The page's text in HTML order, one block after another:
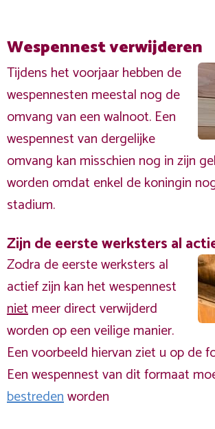
Wespennest verwijderen
Tijdens het voorjaar hebben de
wespennesten meestal nog de
omvang van een walnoot. Een
wespennest van dergelijke
omvang kan misschien nog in zijn
worden omdat enkel de koningin
stadium.
Zijn de eerste werksters al
Zodra de eerste werksters al
actief zijn kan het wespennest
nietmeer direct verwijderd
worden op een veilige manier.
Een voorbeeld hiervan ziet u op de
Een wespennest van dit formaat
bestredenworden